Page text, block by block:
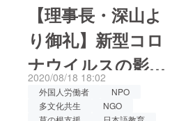
【理事長・深山よ
り御礼】新型コロ
ナウイルスの影響
で仕事を失った在
日ミャンマー人へ
2020/08/18 18:02
外国人労働者
NPO
多文化共生
NGO